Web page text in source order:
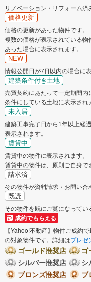
リノベーション・リフォーム済
価格更新
価格の更新があった物件です。
複数の価格が表示されている
あった場合に表示されます。
NEW
情報公開日が7日以内の場合に表
建築条件付き土地
売買契約にあたって一定期間
条件にしている土地に表示され
未入居
建築工事完了日から1年以上経
表示されます。
賃貸中
賃貸中の物件に表示されます。
賃貸中の物件は、原則ご自身で
請求済
その物件が資料請求・お問い合
既読
その物件を既にご覧になってい
成約でもらえる
【Yahoo!不動産】物件ご成約
の対象物件です。詳細はプレゼ
ゴールド推奨店
ゴ
シルバー推奨店
シ
ブロンズ推奨店
ブ